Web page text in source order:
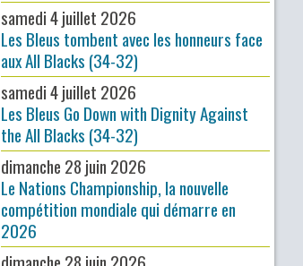
samedi 4 juillet 2026
Les Bleus tombent avec les honneurs face
aux All Blacks (34-32)
samedi 4 juillet 2026
Les Bleus Go Down with Dignity Against
the All Blacks (34-32)
dimanche 28 juin 2026
Le Nations Championship, la nouvelle
compétition mondiale qui démarre en
2026